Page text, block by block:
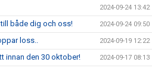
2024-09-24 13:42
till både dig och oss! 2024-09-24 09:50
loss.. 2024-09-19 12:22
innan den 30 oktober! 2024-09-17 08:13